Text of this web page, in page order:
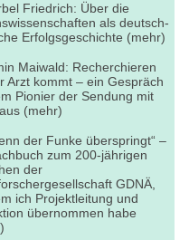
Friedrich: Über die
als deutsch-
Erfolgsgeschichte (mehr)
Maiwald: Recherchieren
Arzt kommt – ein Gespräch
Pionier der Sendung mit
(mehr)
der Funke überspringt“ –
zum 200-jährigen
der
GDNÄ,
ich Projektleitung und
übernommen habe